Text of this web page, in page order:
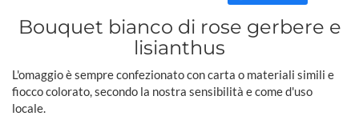
Bouquet bianco di rose gerbere e
lisianthus
L'omaggio è sempre confezionato con carta o materiali simili e
fiocco colorato, secondo la nostra sensibilità e come d'uso
locale.